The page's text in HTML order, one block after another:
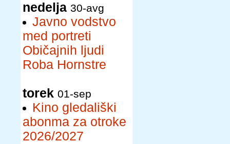
nedelja 30-avg
Javno vodstvo
med portreti
Običajnih ljudi
Roba Hornstre
torek 01-sep
Kino gledališki
abonma za otroke
2026/2027